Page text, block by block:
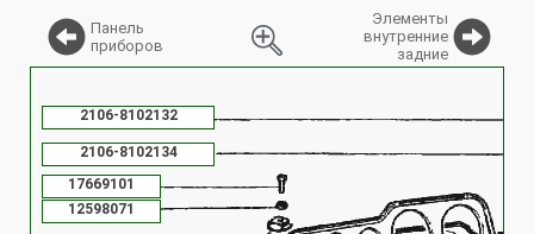
Панель
приборов
Элементы
внутренние
задние
12598071
17669101
2106-8102132
2106-8102134